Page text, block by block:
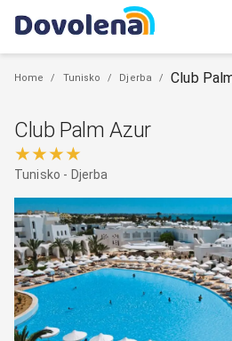
Home / Tunisko / Djerba / Club
Club Palm Azur
★★★★
Tunisko - Djerba